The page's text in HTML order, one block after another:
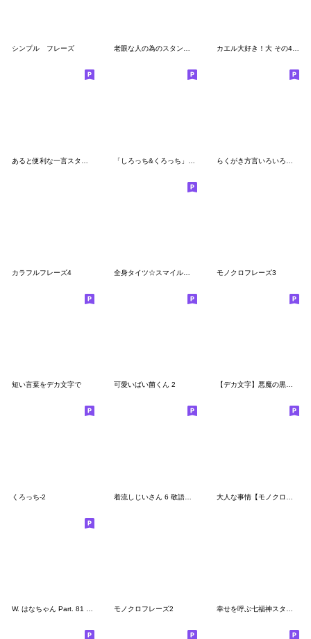
シンプル フレーズ 老眼な人の為のスタンプ２ カエル大好き！大 その43（へ〜ん）
カラフルフレーズ4 モノクロフレーズ3
短い言葉をデカ文字で 可愛いばい菌くん 2 【デカ文字】悪魔の黒ちゃん25
くろっち-2
モノクロフレーズ2